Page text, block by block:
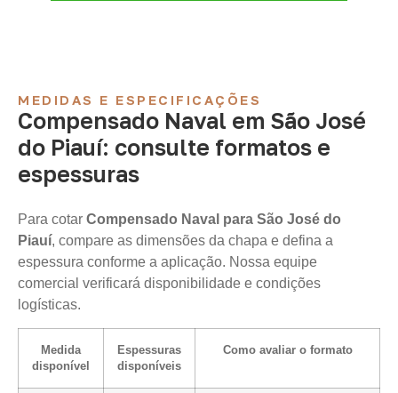
MEDIDAS E ESPECIFICAÇÕES
Compensado Naval em São José
do Piauí: consulte formatos e
espessuras
Para cotar Compensado Naval para São José do
Piauí, compare as dimensões da chapa e defina a
espessura conforme a aplicação. Nossa equipe
comercial verificará disponibilidade e condições
logísticas.
Medida
disponível
Espessuras
disponíveis
Como avaliar o formato